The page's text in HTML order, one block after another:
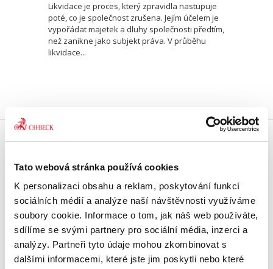
Tato webová stránka používá cookies
K personalizaci obsahu a reklam, poskytování funkcí
sociálních médií a analýze naší návštěvnosti využíváme
soubory cookie. Informace o tom, jak náš web používáte,
sdílíme se svými partnery pro sociální média, inzerci a
analýzy. Partneři tyto údaje mohou zkombinovat s
dalšími informacemi, které jste jim poskytli nebo které
Likvidace je proces, který zpravidla nastupuje
poté, co je společnost zrušena. Jejím účelem je
vypořádat majetek a dluhy společnosti předtím,
než zanikne jako subjekt práva. V průběhu
likvidace...
Získejte dopravu zdarma
Tradiční nakladatelství
Působíme na trhu přes 30 let.
Semináře a Konference